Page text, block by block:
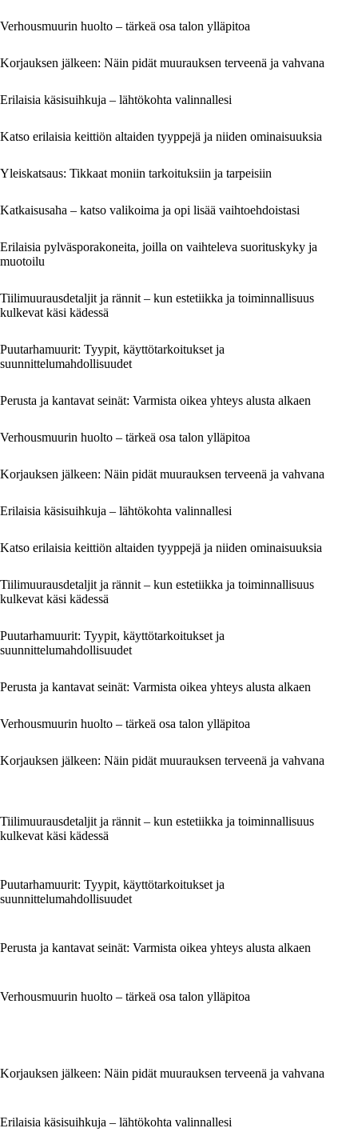
Verhousmuurin huolto – tärkeä osa talon ylläpitoa
Korjauksen jälkeen: Näin pidät muurauksen terveenä ja vahvana
Erilaisia käsisuihkuja – lähtökohta valinnallesi
Katso erilaisia keittiön altaiden tyyppejä ja niiden ominaisuuksia
Yleiskatsaus: Tikkaat moniin tarkoituksiin ja tarpeisiin
Katkaisusaha – katso valikoima ja opi lisää vaihtoehdoistasi
Erilaisia pylväsporakoneita, joilla on vaihteleva suorituskyky ja
muotoilu
Tiilimuurausdetaljit ja rännit – kun estetiikka ja toiminnallisuus
kulkevat käsi kädessä
Puutarhamuurit: Tyypit, käyttötarkoitukset ja
suunnittelumahdollisuudet
Perusta ja kantavat seinät: Varmista oikea yhteys alusta alkaen
Verhousmuurin huolto – tärkeä osa talon ylläpitoa
Korjauksen jälkeen: Näin pidät muurauksen terveenä ja vahvana
Erilaisia käsisuihkuja – lähtökohta valinnallesi
Katso erilaisia keittiön altaiden tyyppejä ja niiden ominaisuuksia
Tiilimuurausdetaljit ja rännit – kun estetiikka ja toiminnallisuus
kulkevat käsi kädessä
Puutarhamuurit: Tyypit, käyttötarkoitukset ja
suunnittelumahdollisuudet
Perusta ja kantavat seinät: Varmista oikea yhteys alusta alkaen
Verhousmuurin huolto – tärkeä osa talon ylläpitoa
Korjauksen jälkeen: Näin pidät muurauksen terveenä ja vahvana
Tiilimuurausdetaljit ja rännit – kun estetiikka ja toiminnallisuus
kulkevat käsi kädessä
Puutarhamuurit: Tyypit, käyttötarkoitukset ja
suunnittelumahdollisuudet
Perusta ja kantavat seinät: Varmista oikea yhteys alusta alkaen
Verhousmuurin huolto – tärkeä osa talon ylläpitoa
Korjauksen jälkeen: Näin pidät muurauksen terveenä ja vahvana
Erilaisia käsisuihkuja – lähtökohta valinnallesi